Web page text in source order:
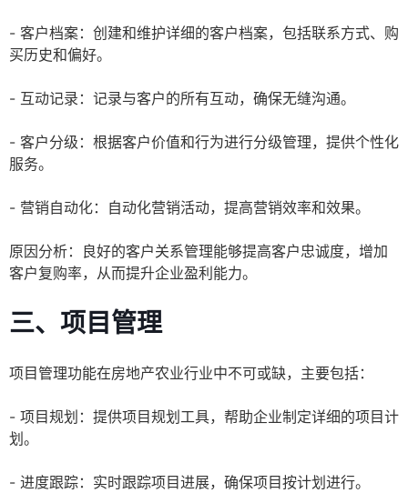
- 客户档案：创建和维护详细的客户档案，包括联系方式、购
买历史和偏好。
- 互动记录：记录与客户的所有互动，确保无缝沟通。
- 客户分级：根据客户价值和行为进行分级管理，提供个性化
服务。
- 营销自动化：自动化营销活动，提高营销效率和效果。
原因分析：良好的客户关系管理能够提高客户忠诚度，增加
客户复购率，从而提升企业盈利能力。
三、项目管理
项目管理功能在房地产农业行业中不可或缺，主要包括：
- 项目规划：提供项目规划工具，帮助企业制定详细的项目计
划。
- 进度跟踪：实时跟踪项目进展，确保项目按计划进行。